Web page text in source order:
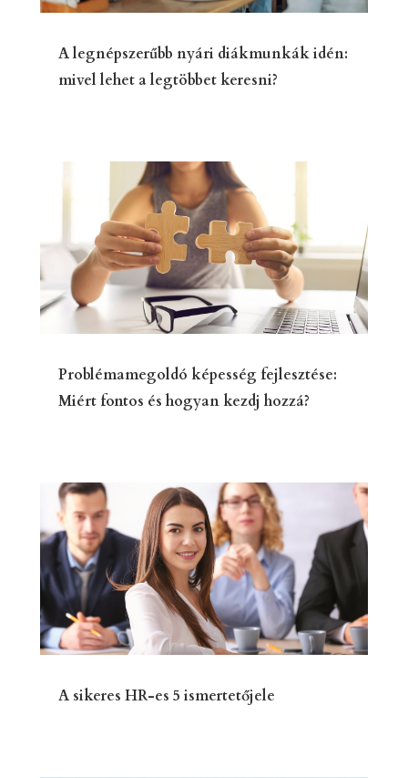
A legnépszerűbb nyári diákmunkák idén:
mivel lehet a legtöbbet keresni?
Problémamegoldó képesség fejlesztése:
Miért fontos és hogyan kezdj hozzá?
A sikeres HR-es 5 ismertetőjele